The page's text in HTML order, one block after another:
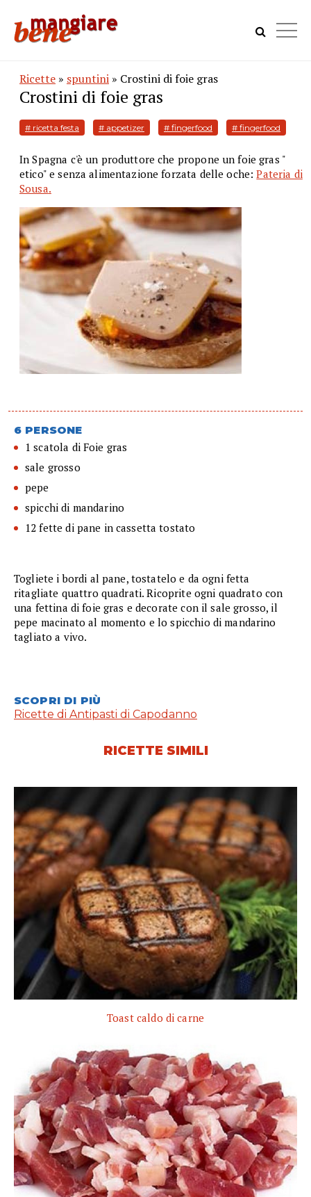
Ricette » spuntini » Crostini di foie gras
Crostini di foie gras
# ricetta festa # appetizer # fingerfood # fingerfood
In Spagna c'è un produttore che propone un foie gras "
etico" e senza alimentazione forzata delle oche:Pateria di
Sousa.
6 PERSONE
1 scatola di Foie gras
sale grosso
pepe
spicchi di mandarino
12 fette di pane in cassetta tostato
Togliete i bordi al pane, tostatelo e da ogni fetta
ritagliate quattro quadrati. Ricoprite ogni quadrato con
una fettina di foie gras e decorate con il sale grosso, il
pepe macinato al momento e lo spicchio di mandarino
tagliato a vivo.
SCOPRI DI PIÙ
Ricette di Antipasti di Capodanno
RICETTE SIMILI
Toast caldo di carne